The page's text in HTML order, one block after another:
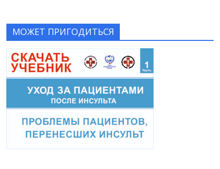
МОЖЕТ ПРИГОДИТЬСЯ